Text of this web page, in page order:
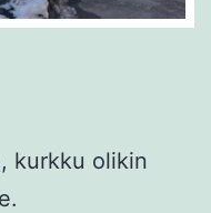
kurkku olikin